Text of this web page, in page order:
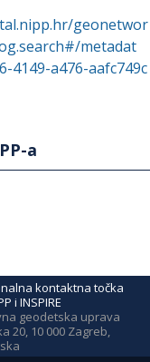
geonetwor
metadat
4149-a476-aafc749c
a
kontaktna točka
i INSPIRE
geodetska uprava
20, 10 000 Zagreb,